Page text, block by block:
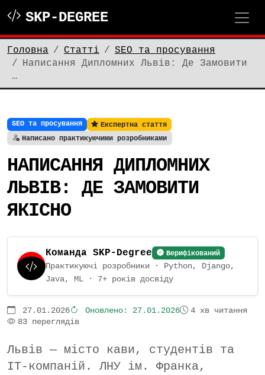
SKP-DEGREE
Головна Статті
SEO та просування
Написання Дипломних Львів: Де Замовити
…
SEO та просування
Експертна стаття
Написано практикуючими розробниками
НАПИСАННЯ ДИПЛОМНИХ
ЛЬВІВ: ДЕ ЗАМОВИТИ
ЯКІСНО
Команда SKP-Degree Верифікований
Практикуючі розробники · Python, Django,
Java, ML · 7+ років досвіду
27.01.2026 Оновлено: 27.01.2026
4 хв читання
83 переглядів
Львів — місто кави, студентів та
IT-компаній. ЛНУ ім. Франка,